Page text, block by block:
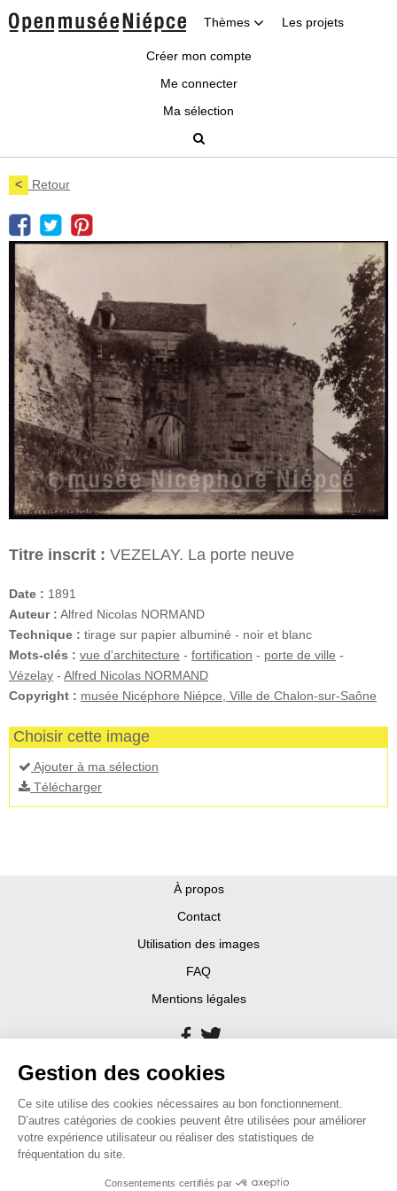
Thèmes Les projets
Créer mon compte
Me connecter
Ma sélection
< Retour
Titre inscrit : VEZELAY. La porte neuve
Date : 1891
Auteur : Alfred Nicolas NORMAND
Technique : tirage sur papier albuminé - noir et blanc
Mots-clés : vue d'architecture - fortification - porte de ville -
Vézelay - Alfred Nicolas NORMAND
Copyright : musée Nicéphore Niépce, Ville de Chalon-sur-Saône
Choisir cette image
Ajouter à ma sélection
Télécharger
À propos
Contact
Utilisation des images
FAQ
Mentions légales
Gestion des cookies
Ce site utilise des cookies nécessaires au bon fonctionnement.
D’autres catégories de cookies peuvent être utilisées pour améliorer
votre expérience utilisateur ou réaliser des statistiques de
fréquentation du site.
Consentements certifiés par